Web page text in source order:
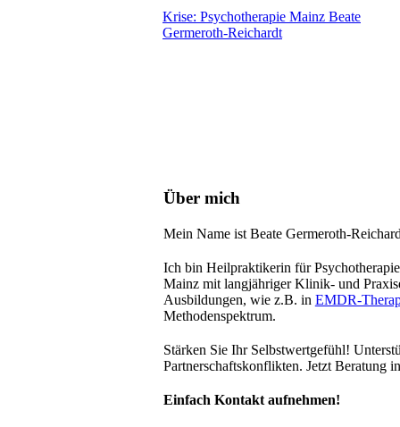
Krise: Psychotherapie Mainz Beate
Germeroth-Reichardt
Über mich
Mein Name ist Beate Germeroth-
Ich bin Heilpraktikerin für
Mainz mit langjähriger Klinik- und
Ausbildungen, wie z.B. in EMDR-
Methodenspektrum.
Stärken Sie Ihr Selbstwertgefühl!
Partnerschaftskonflikten. Jetzt Beratung
Einfach Kontakt aufnehmen!